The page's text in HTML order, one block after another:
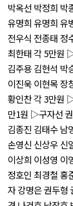
박옥선 박정희 박
유명희 유명희 유
전우식 전종태 정
최한태 각 5만원
김주용 김현석 박
이진욱 이현목 장
황인찬 각 3만원
만1원 ▷구자선
김종진 김태수 남
손영신 신상우 신
이상희 이성영 이
정호인 최경철
자 강명은 권두형